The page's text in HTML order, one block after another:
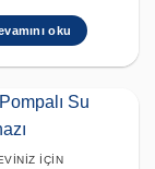
oku
İÇIN